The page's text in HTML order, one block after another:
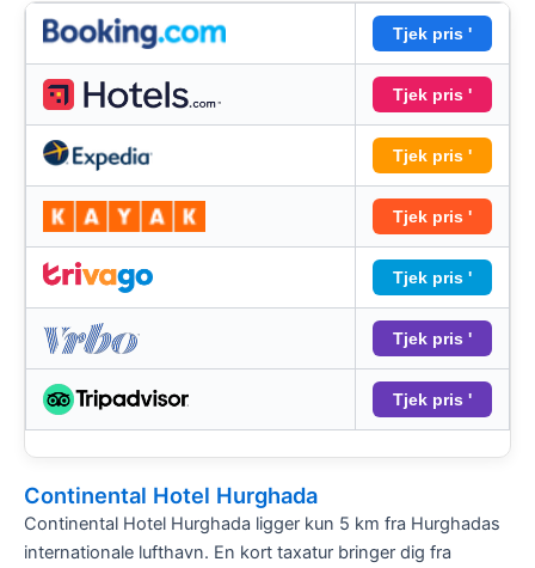
Tjek pris '
Tjek pris '
Tjek pris '
Tjek pris '
Tjek pris '
Tjek pris '
Tjek pris '
Continental Hotel Hurghada
Continental Hotel Hurghada ligger kun 5 km fra Hurghadas
internationale lufthavn. En kort taxatur bringer dig fra